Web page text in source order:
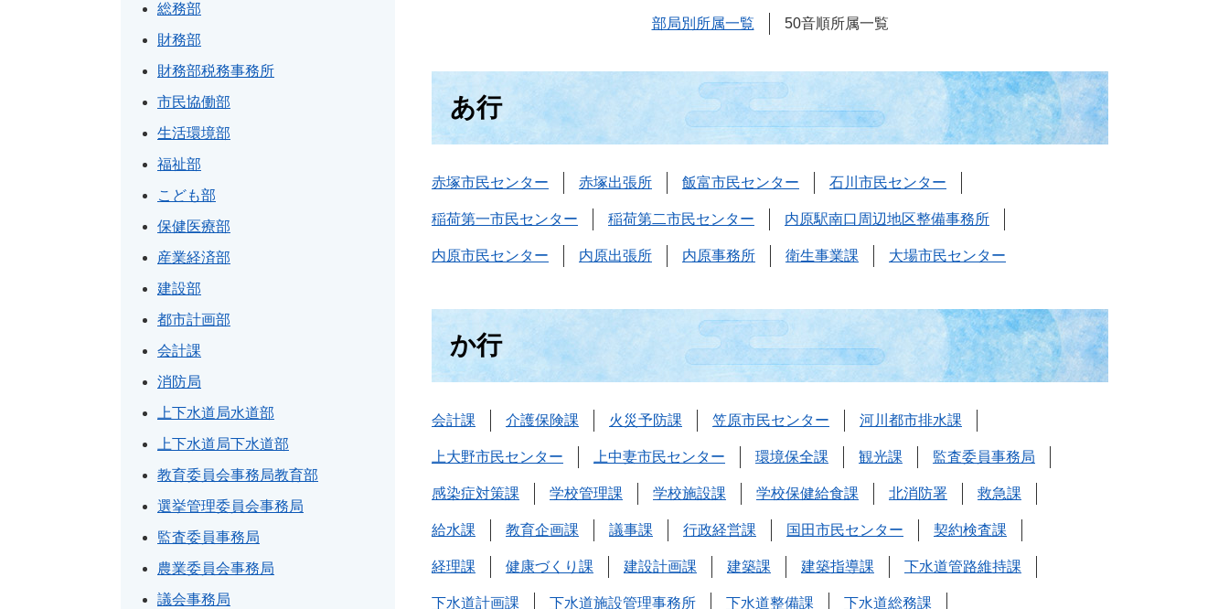
部局別所属一覧 50音順所属一覧
あ行
赤塚市民センター 赤塚出張所 飯富市民センター 石川市民センター
稲荷第一市民センター 稲荷第二市民センター 内原駅南口周辺地区整備事務所
内原市民センター 内原出張所 内原事務所 衛生事業課 大場市民センター
か行
会計課 介護保険課 火災予防課 笠原市民センター 河川都市排水課
上大野市民センター 上中妻市民センター 環境保全課 観光課 監査委員事務局
感染症対策課 学校管理課 学校施設課 学校保健給食課 北消防署 救急課
給水課 教育企画課 議事課 行政経営課 国田市民センター 契約検査課
経理課 健康づくり課 建設計画課 建築課 建築指導課 下水道管路維持課
下水道計画課 下水道施設管理事務所 下水道整備課 下水道総務課
総務部
財務部
財務部税務事務所
市民協働部
生活環境部
福祉部
こども部
保健医療部
産業経済部
建設部
都市計画部
会計課
消防局
上下水道局水道部
上下水道局下水道部
教育委員会事務局教育部
選挙管理委員会事務局
監査委員事務局
農業委員会事務局
議会事務局